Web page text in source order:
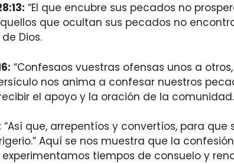
“El que encubre sus pecados no
que ocultan sus pecados no
Dios.
“Confesaos vuestras ofensas unos a
nos anima a confesar nuestros
el apoyo y la oración de la comunidad.
“Así que, arrepentíos y convertíos, para
Aquí se nos muestra que la
tiempos de consuelo y